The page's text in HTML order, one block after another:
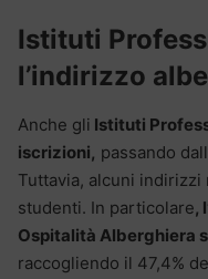
Istituti
l’indirizzo
Anche gli Istituti
iscrizioni, passando
Tuttavia, alcuni
studenti. In particolare,
Ospitalità Alberghiera
raccogliendo il 47,4%